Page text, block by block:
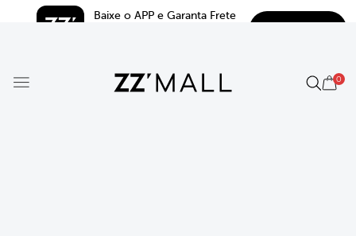
Baixe o APP e Garanta Frete
0